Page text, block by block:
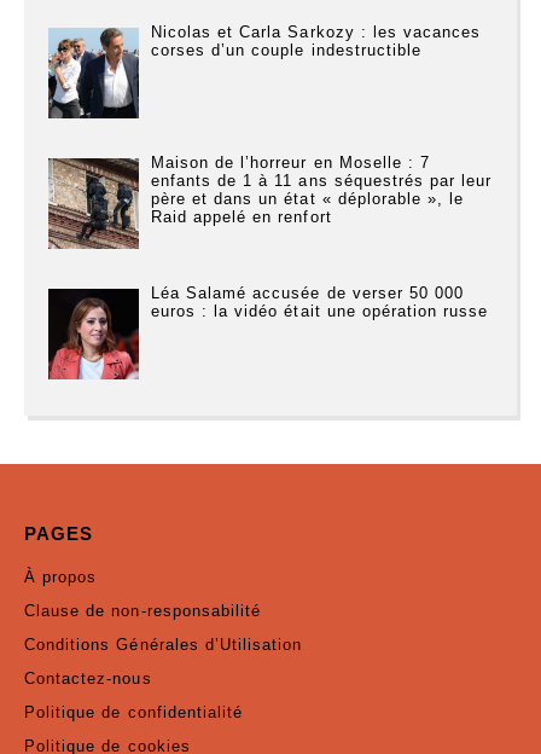
Nicolas et Carla Sarkozy : les vacances
corses d’un couple indestructible
Maison de l’horreur en Moselle : 7
enfants de 1 à 11 ans séquestrés par leur
père et dans un état « déplorable », le
Raid appelé en renfort
Léa Salamé accusée de verser 50 000
euros : la vidéo était une opération russe
PAGES
À propos
Clause de non-responsabilité
Conditions Générales d’Utilisation
Contactez-nous
Politique de confidentialité
Politique de cookies